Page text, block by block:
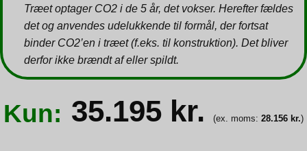
Træet optager CO2 i de 5 år, det vokser. Herefter fældes
det og anvendes udelukkende til formål, der fortsat
binder CO2’en i træet (f.eks. til konstruktion). Det bliver
derfor ikke brændt af eller spildt.
Kun: 35.195 kr. (ex. moms: 28.156 kr.)